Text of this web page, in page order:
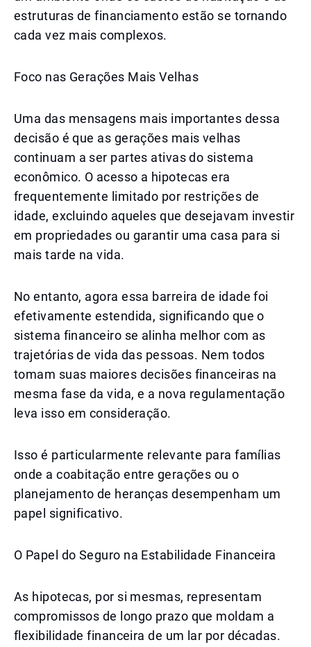
estruturas de financiamento estão se tornando
cada vez mais complexos.
Foco nas Gerações Mais Velhas
Uma das mensagens mais importantes dessa
decisão é que as gerações mais velhas
continuam a ser partes ativas do sistema
econômico. O acesso a hipotecas era
frequentemente limitado por restrições de
idade, excluindo aqueles que desejavam investir
em propriedades ou garantir uma casa para si
mais tarde na vida.
No entanto, agora essa barreira de idade foi
efetivamente estendida, significando que o
sistema financeiro se alinha melhor com as
trajetórias de vida das pessoas. Nem todos
tomam suas maiores decisões financeiras na
mesma fase da vida, e a nova regulamentação
leva isso em consideração.
Isso é particularmente relevante para famílias
onde a coabitação entre gerações ou o
planejamento de heranças desempenham um
papel significativo.
O Papel do Seguro na Estabilidade Financeira
As hipotecas, por si mesmas, representam
compromissos de longo prazo que moldam a
flexibilidade financeira de um lar por décadas.